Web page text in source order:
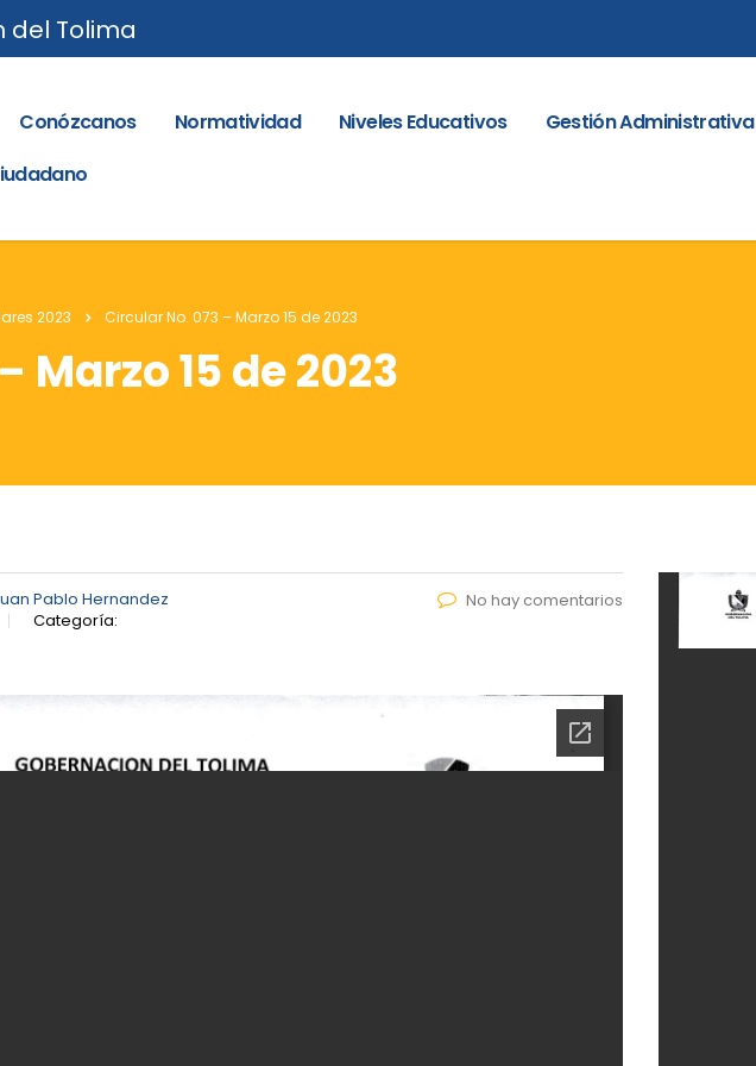
del Tolima
Conózcanos Normatividad Niveles Educativos
Gestión Administrativa
2023 Circular No. 073 – Marzo 15 de 2023
Marzo 15 de 2023
Pablo Hernandez
Categoría:
No hay comentarios